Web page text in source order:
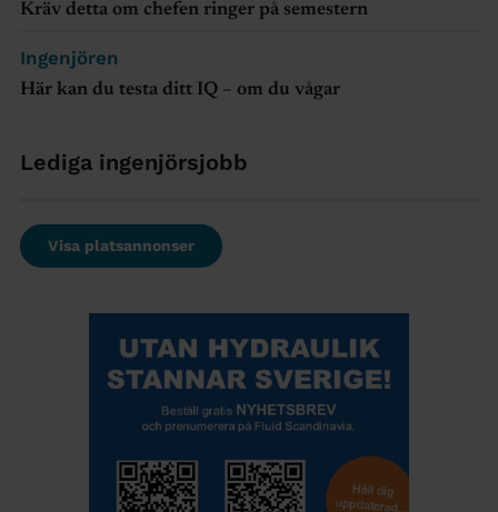
Kräv detta om chefen ringer på semestern
Ingenjören
Här kan du testa ditt IQ – om du vågar
Lediga ingenjörsjobb
Visa platsannonser